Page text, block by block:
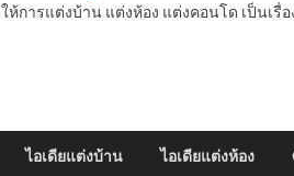
ให้การแต่งบ้าน แต่งห้อง แต่งคอนโด เป็นเรื่
ไอเดียแต่งบ้าน ไอเดียแต่งห้อง